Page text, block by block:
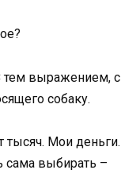
тем выражением, с
собаку.
тысяч. Мои деньги.
выбирать –